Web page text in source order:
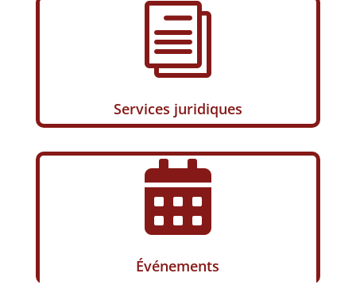
i
Services juridiques

Événements